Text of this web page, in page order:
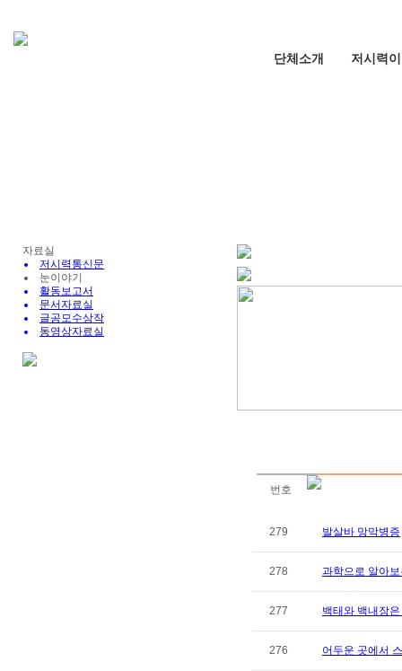
단체소개 저시력
자료실
저시력통신문
눈이야기
활동보고서
문서자료실
글공모수상작
동영상자료실
번호
279 발살바 망막병증
278 과학으로 알아
277 백태와 백내장
276 어두운 곳에서